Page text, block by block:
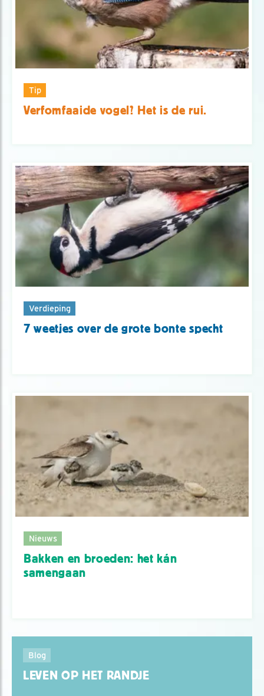
Tip
Verfomfaaide vogel? Het is de rui.
Verdieping
7 weetjes over de grote bonte specht
Nieuws
Bakken en broeden: het kán
samengaan
Blog
LEVEN OP HET RANDJE